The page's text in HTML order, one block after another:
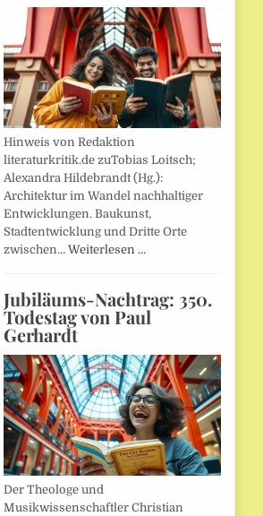
Hinweis von Redaktion
literaturkritik.de zuTobias Loitsch;
Alexandra Hildebrandt (Hg.):
Architektur im Wandel nachhaltiger
Entwicklungen. Baukunst,
Stadtentwicklung und Dritte Orte
zwischen… Weiterlesen …
Jubiläums-Nachtrag: 350.
Todestag von Paul
Gerhardt
Der Theologe und
Musikwissenschaftler Christian